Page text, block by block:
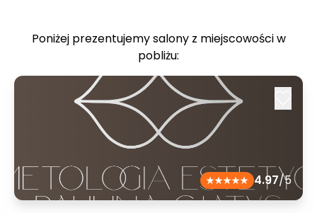
Poniżej prezentujemy salony z miejscowości w
pobliżu:
4.97/5